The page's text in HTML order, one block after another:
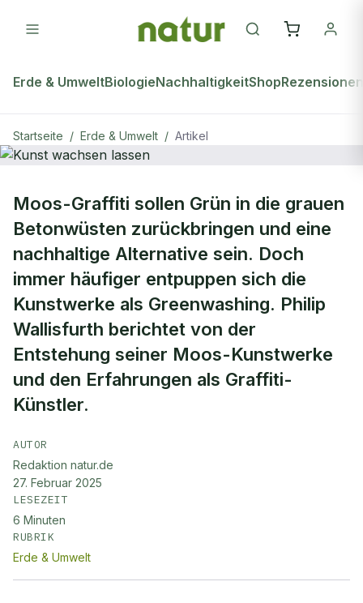
Erde & UmweltBiologieNachhaltigkeitShopRezensionen
Startseite / Erde & Umwelt / Artikel
ERDE & UMWELT
Kunst wachsen lassen
Moos-Graffiti sollen Grün in die grauen
Betonwüsten zurückbringen und eine
nachhaltige Alternative sein. Doch
immer häufiger entpuppen sich die
Kunstwerke als Greenwashing. Philip
Wallisfurth berichtet von der
Entstehung seiner Moos-Kunstwerke
und den Erfahrungen als Graffiti-
Künstler.
AUTOR
Redaktion natur.de
27. Februar 2025
LESEZEIT
6 Minuten
RUBRIK
Erde & Umwelt